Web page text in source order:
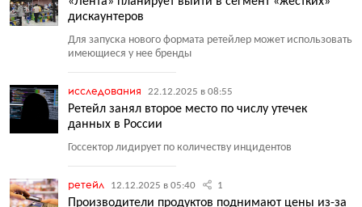
дискаунтеров
Для запуска нового формата ретейлер может использовать
имеющиеся у нее бренды
исследования 22.12.2025 в 08:55
Ретейл занял второе место по числу утечек
данных в России
Госсектор лидирует по количеству инцидентов
ретейл 12.12.2025 в 05:40 1
Производители продуктов поднимают цены из-за